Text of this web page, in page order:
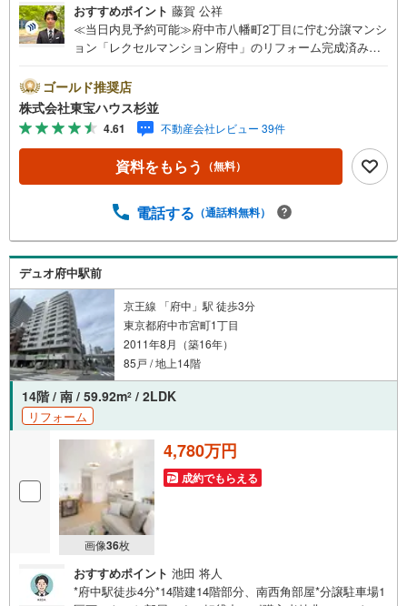
おすすめポイント 藤賀 公祥
≪当日内見予約可能≫府中市八幡町2丁目に佇む分譲マンシ
ョン「レクセルマンション府中」のリフォーム完成済み住
ら歩いてわずか9分という駅チカの快適さに加え、特急が停
まり「ミッテン府中」などの大型商業施設が充実する「府
中」駅へも徒歩11分で利用できるのフットワークです。ラ
イフやドン・キホーテも身近にあり、お買い物環境もで
す。お部屋は専有面積70.18平米の2SLDKプランで、2階部
分の「南東角部屋」という大変恵まれたポジションに位置
入れた瞬間から驚くほどの明るさと風通しの良さを体感い
もしっかり守られます。
ゴールド推奨店
株式会社東宝ハウス杉並
4.61 不動産会社レビュー 39件
資料をもらう （無料）
電話する （通話料無料）
デュオ府中駅前
京王線 「府中」駅 徒歩3分
東京都府中市宮町1丁目
2011年8月（築16年）
85戸 / 地上14階
14階 / 南 / 59.92m2 / 2LDK
リフォーム
画像36枚
4,780万円
成約でもらえる
おすすめポイント 池田 将人
*府中駅徒歩4分*14階建14階部分、南西角部屋*分譲駐車場1